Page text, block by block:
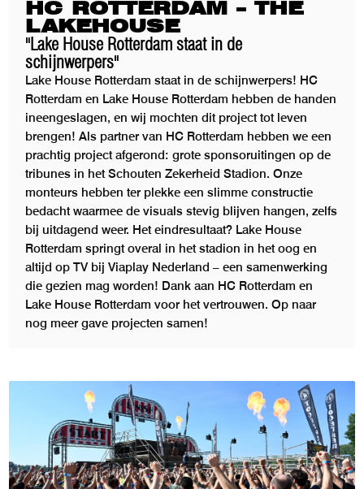
HC ROTTERDAM – THE
LAKEHOUSE
"Lake House Rotterdam staat in de
schijnwerpers"
Lake House Rotterdam staat in de schijnwerpers! HC
Rotterdam en Lake House Rotterdam hebben de handen
ineengeslagen, en wij mochten dit project tot leven
brengen! Als partner van HC Rotterdam hebben we een
prachtig project afgerond: grote sponsoruitingen op de
tribunes in het Schouten Zekerheid Stadion. Onze
monteurs hebben ter plekke een slimme constructie
bedacht waarmee de visuals stevig blijven hangen, zelfs
bij uitdagend weer. Het eindresultaat? Lake House
Rotterdam springt overal in het stadion in het oog en
altijd op TV bij Viaplay Nederland – een samenwerking
die gezien mag worden! Dank aan HC Rotterdam en
Lake House Rotterdam voor het vertrouwen. Op naar
nog meer gave projecten samen!